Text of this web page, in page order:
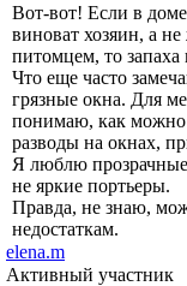
Вот-вот! Если в
виноват хозяин, а
питомцем, то запаха
Что еще часто
грязные окна. Для
понимаю, как можно
разводы на окнах,
Я люблю
не яркие портьеры.
Правда, не знаю,
недостаткам.
elena.m
Активный участник